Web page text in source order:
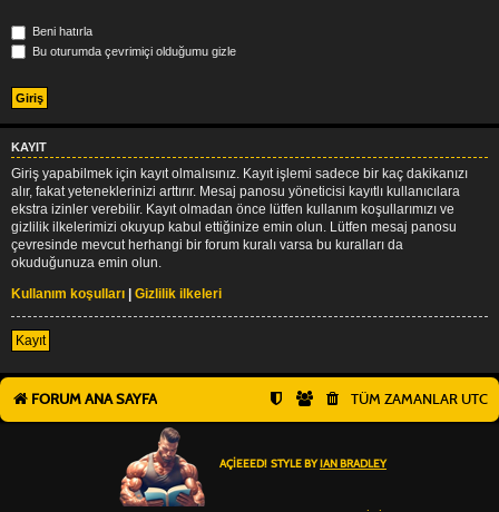
Beni hatırla
Bu oturumda çevrimiçi olduğumu gizle
KAYIT
Giriş yapabilmek için kayıt olmalısınız. Kayıt işlemi sadece bir kaç dakikanızı
alır, fakat yeteneklerinizi arttırır. Mesaj panosu yöneticisi kayıtlı kullanıcılara
ekstra izinler verebilir. Kayıt olmadan önce lütfen kullanım koşullarımızı ve
gizlilik ilkelerimizi okuyup kabul ettiğinize emin olun. Lütfen mesaj panosu
çevresinde mevcut herhangi bir forum kuralı varsa bu kuralları da
okuduğunuza emin olun.
Kullanım koşulları | Gizlilik ilkeleri
Kayıt
FORUM ANA SAYFA TÜM ZAMANLAR UTC
AÇIEEED! STYLE BY IAN BRADLEY